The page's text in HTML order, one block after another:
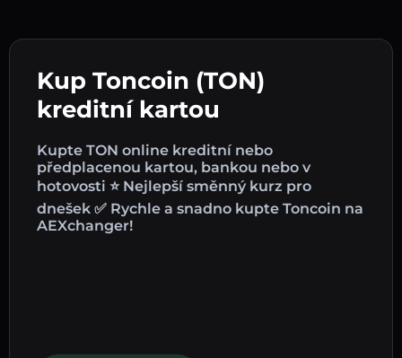
Kup Toncoin (TON)
kreditní kartou
Kupte TON online kreditní nebo
předplacenou kartou, bankou nebo v
hotovosti ⭐ Nejlepší směnný kurz pro
dnešek ✅ Rychle a snadno kupte Toncoin na
AEXchanger!